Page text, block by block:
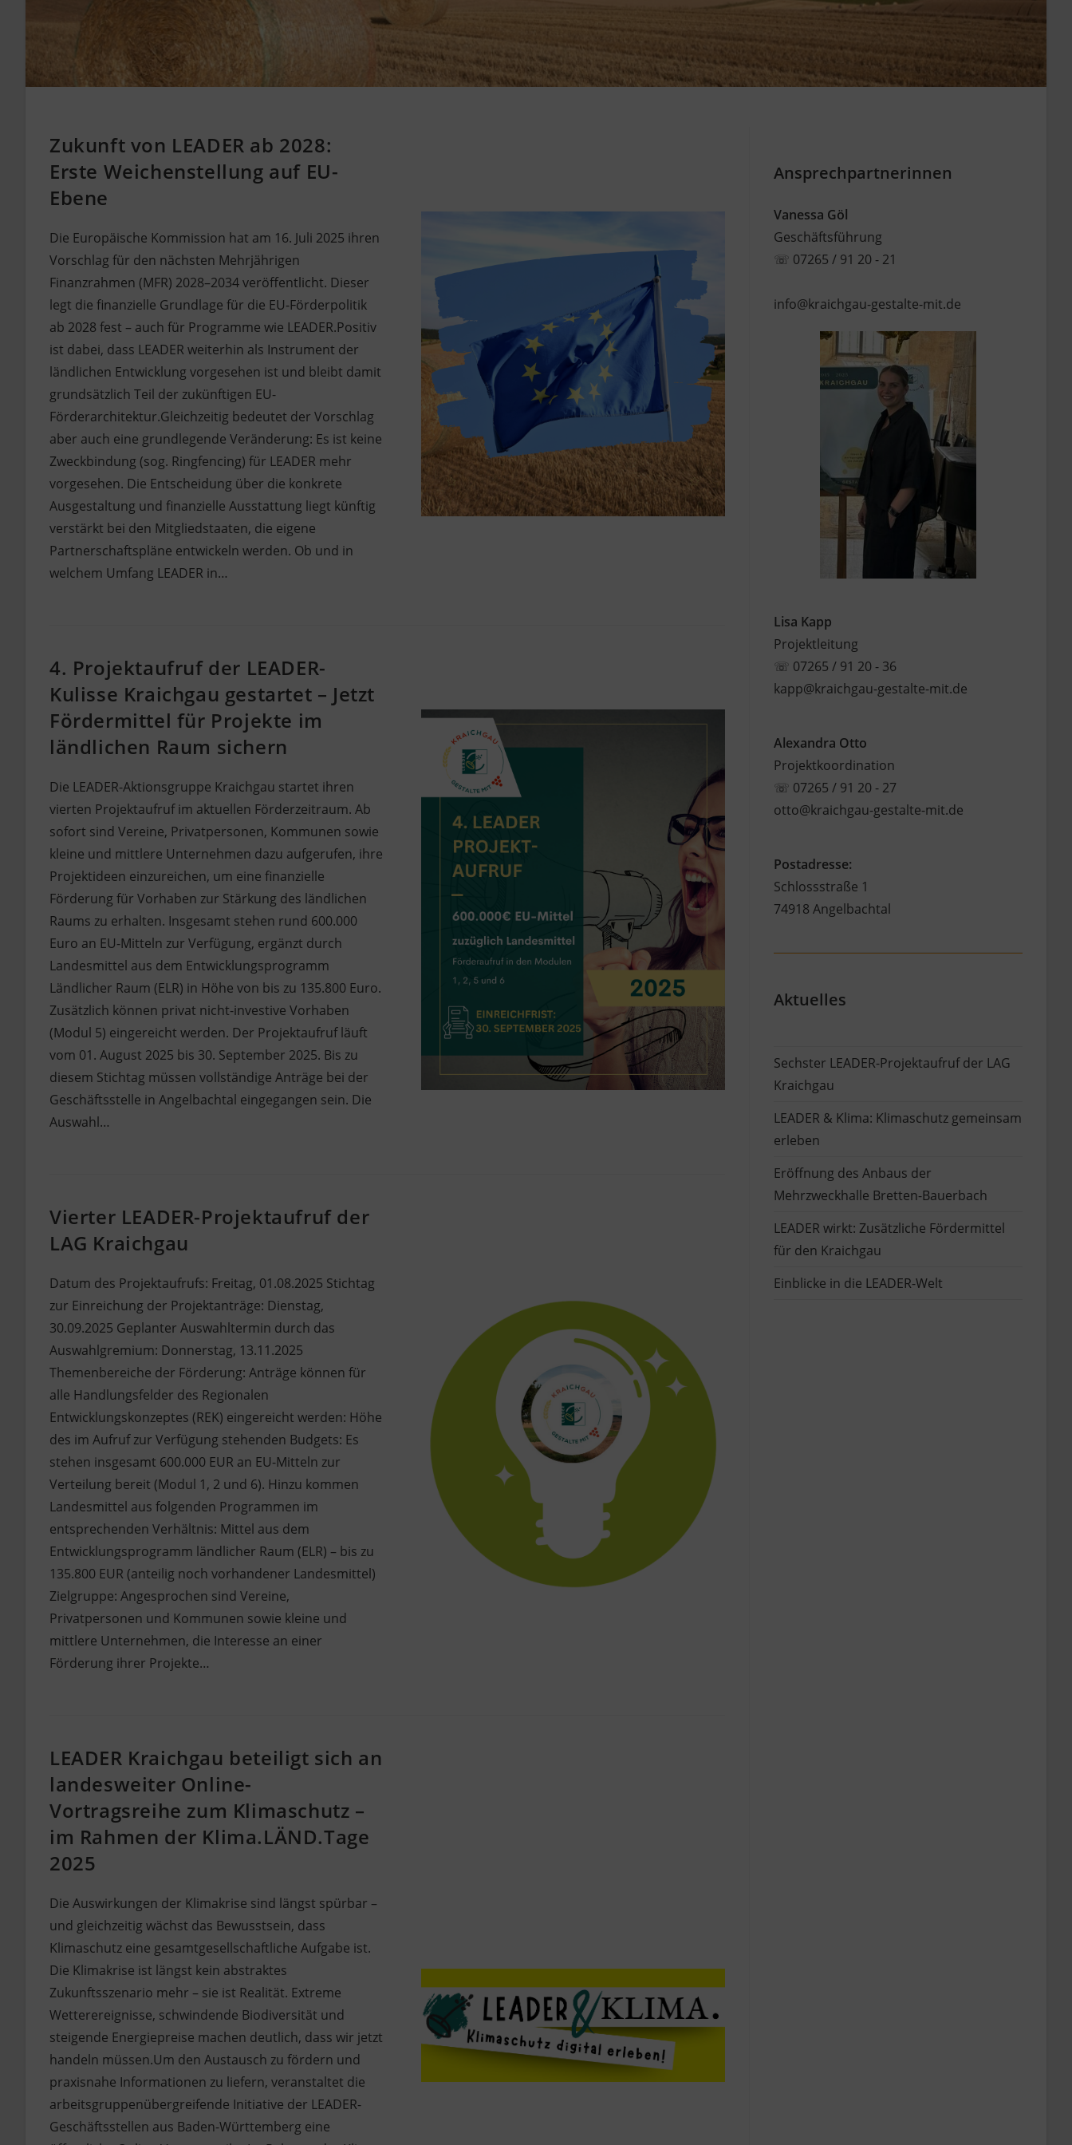
Zukunft von LEADER ab 2028:
Erste Weichenstellung auf EU-
Ebene
Die Europäische Kommission hat am 16. Juli 2025 ihren
Vorschlag für den nächsten Mehrjährigen
Finanzrahmen (MFR) 2028–2034 veröffentlicht. Dieser
legt die finanzielle Grundlage für die EU-Förderpolitik
ab 2028 fest – auch für Programme wie LEADER.Positiv
ist dabei, dass LEADER weiterhin als Instrument der
ländlichen Entwicklung vorgesehen ist und bleibt damit
grundsätzlich Teil der zukünftigen EU-
Förderarchitektur.Gleichzeitig bedeutet der Vorschlag
aber auch eine grundlegende Veränderung: Es ist keine
Zweckbindung (sog. Ringfencing) für LEADER mehr
vorgesehen. Die Entscheidung über die konkrete
Ausgestaltung und finanzielle Ausstattung liegt künftig
verstärkt bei den Mitgliedstaaten, die eigene
Partnerschaftspläne entwickeln werden. Ob und in
welchem Umfang LEADER in…
4. Projektaufruf der LEADER-
Kulisse Kraichgau gestartet – Jetzt
Fördermittel für Projekte im
ländlichen Raum sichern
Die LEADER-Aktionsgruppe Kraichgau startet ihren
vierten Projektaufruf im aktuellen Förderzeitraum. Ab
sofort sind Vereine, Privatpersonen, Kommunen sowie
kleine und mittlere Unternehmen dazu aufgerufen, ihre
Projektideen einzureichen, um eine finanzielle
Förderung für Vorhaben zur Stärkung des ländlichen
Raums zu erhalten. Insgesamt stehen rund 600.000
Euro an EU-Mitteln zur Verfügung, ergänzt durch
Landesmittel aus dem Entwicklungsprogramm
Ländlicher Raum (ELR) in Höhe von bis zu 135.800 Euro.
Zusätzlich können privat nicht-investive Vorhaben
(Modul 5) eingereicht werden. Der Projektaufruf läuft
vom 01. August 2025 bis 30. September 2025. Bis zu
diesem Stichtag müssen vollständige Anträge bei der
Geschäftsstelle in Angelbachtal eingegangen sein. Die
Auswahl…
Vierter LEADER-Projektaufruf der
LAG Kraichgau
Datum des Projektaufrufs: Freitag, 01.08.2025 Stichtag
zur Einreichung der Projektanträge: Dienstag,
30.09.2025 Geplanter Auswahltermin durch das
Auswahlgremium: Donnerstag, 13.11.2025
Themenbereiche der Förderung: Anträge können für
alle Handlungsfelder des Regionalen
Entwicklungskonzeptes (REK) eingereicht werden: Höhe
des im Aufruf zur Verfügung stehenden Budgets: Es
stehen insgesamt 600.000 EUR an EU-Mitteln zur
Verteilung bereit (Modul 1, 2 und 6). Hinzu kommen
Landesmittel aus folgenden Programmen im
entsprechenden Verhältnis: Mittel aus dem
Entwicklungsprogramm ländlicher Raum (ELR) – bis zu
135.800 EUR (anteilig noch vorhandener Landesmittel)
Zielgruppe: Angesprochen sind Vereine,
Privatpersonen und Kommunen sowie kleine und
mittlere Unternehmen, die Interesse an einer
Förderung ihrer Projekte…
LEADER Kraichgau beteiligt sich an
landesweiter Online-
Vortragsreihe zum Klimaschutz –
im Rahmen der Klima.LÄND.Tage
2025
Die Auswirkungen der Klimakrise sind längst spürbar –
und gleichzeitig wächst das Bewusstsein, dass
Klimaschutz eine gesamtgesellschaftliche Aufgabe ist.
Die Klimakrise ist längst kein abstraktes
Zukunftsszenario mehr – sie ist Realität. Extreme
Wetterereignisse, schwindende Biodiversität und
steigende Energiepreise machen deutlich, dass wir jetzt
handeln müssen.Um den Austausch zu fördern und
praxisnahe Informationen zu liefern, veranstaltet die
arbeitsgruppenübergreifende Initiative der LEADER-
Geschäftsstellen aus Baden-Württemberg eine
Ansprechpartnerinnen
Vanessa Göl
Geschäftsführung
☏ 07265 / 91 20 - 21
info@kraichgau-gestalte-mit.de
Lisa Kapp
Projektleitung
☏ 07265 / 91 20 - 36
kapp@kraichgau-gestalte-mit.de
Alexandra Otto
Projektkoordination
☏ 07265 / 91 20 - 27
otto@kraichgau-gestalte-mit.de
Postadresse:
Schlossstraße 1
74918 Angelbachtal
Aktuelles
Sechster LEADER-Projektaufruf der LAG
Kraichgau
LEADER & Klima: Klimaschutz gemeinsam
erleben
Eröffnung des Anbaus der
Mehrzweckhalle Bretten-Bauerbach
LEADER wirkt: Zusätzliche Fördermittel
für den Kraichgau
Einblicke in die LEADER-Welt